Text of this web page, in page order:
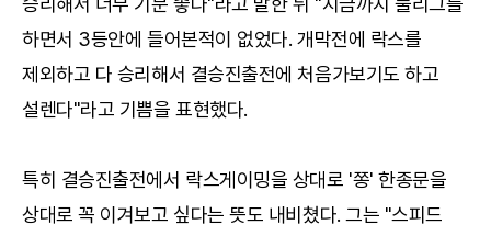
하면서 3등안에 들어본적이 없었다. 개막전에 락스를
제외하고 다 승리해서 결승진출전에 처음가보기도 하고
설렌다"라고 기쁨을 표현했다.
특히 결승진출전에서 락스게이밍을 상대로 '쫑' 한종문을
상대로 꼭 이겨보고 싶다는 뜻도 내비쳤다. 그는 "스피드